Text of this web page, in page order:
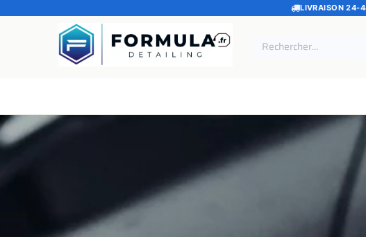
SE RENDRE AU CONTENU
LIVRAISON 24-